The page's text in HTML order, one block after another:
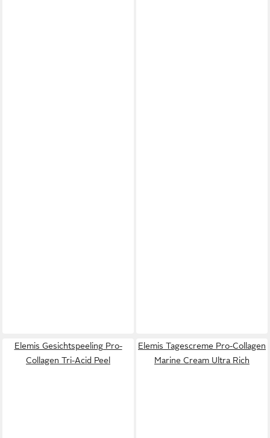
Elemis Gesichtspeeling Pro-
Collagen Tri-Acid Peel
Elemis Tagescreme Pro-Collagen
Marine Cream Ultra Rich